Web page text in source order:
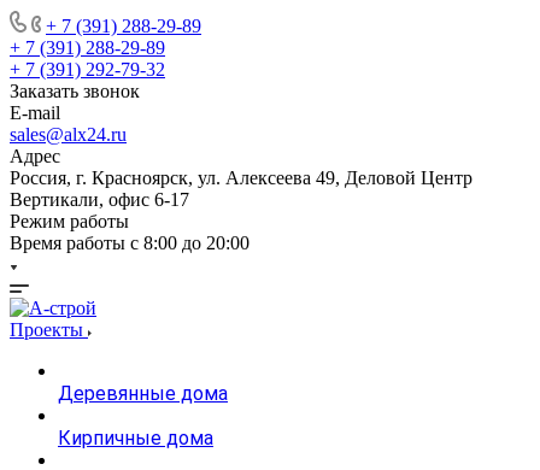
+ 7 (391) 288-29-89
+ 7 (391) 288-29-89
+ 7 (391) 292-79-32
Заказать звонок
E-mail
sales@alx24.ru
Адрес
Россия, г. Красноярск, ул. Алексеева 49, Деловой Центр
Вертикали, офис 6-17
Режим работы
Время работы с 8:00 до 20:00
Проекты
Деревянные дома
Кирпичные дома